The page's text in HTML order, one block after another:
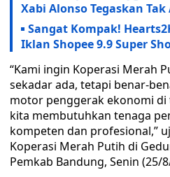
Xabi Alonso Tegaskan
Sangat Kompak!
Iklan Shopee 9.9 Super
“Kami ingin Koperasi Merah
sekadar ada, tetapi benar-
motor penggerak ekonomi
kita membutuhkan tenaga
kompeten dan profesional,”
Koperasi Merah Putih di
Pemkab Bandung, Senin (25/